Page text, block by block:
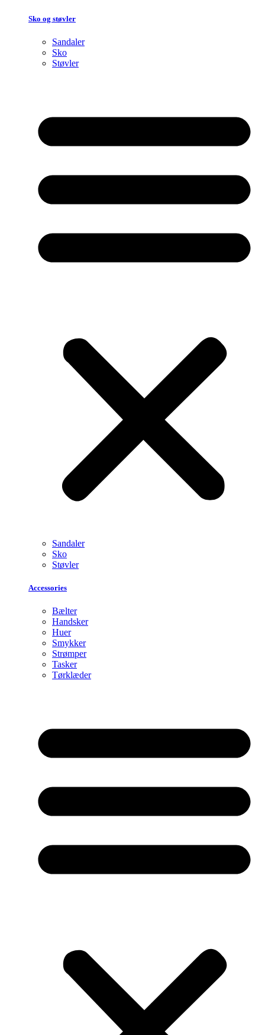
Sko og støvler
Sandaler
Sko
Støvler
Sandaler
Sko
Støvler
Accessories
Bælter
Handsker
Huer
Smykker
Strømper
Tasker
Tørklæder